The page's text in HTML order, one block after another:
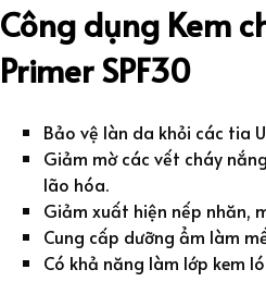
Công dụng Kem
Primer SPF30
Bảo vệ làn da khỏi các tia
Giảm mờ các vết cháy
lão hóa.
Giảm xuất hiện nếp nhăn,
Cung cấp dưỡng ẩm làm
Có khả năng làm lớp kem